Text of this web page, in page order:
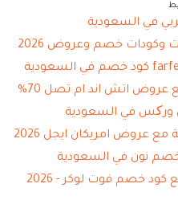
في السعودية
وكودات خصم وعروض 2026
اتش اند ام تصل 70%
ورکس في السعودية
عروض امريكان ايجل 2026
خصم فوت لوكر - 2026